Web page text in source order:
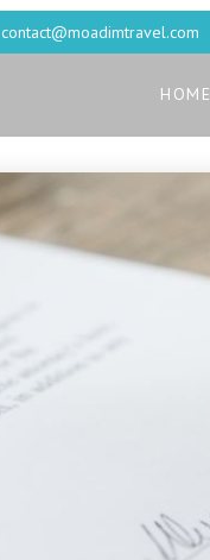
contact@moadimtravel.com
HOME